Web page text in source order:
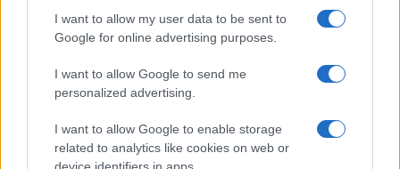
I want to allow my user data to be sent to
Google for online advertising purposes.
I want to allow Google to send me
personalized advertising.
I want to allow Google to enable storage
related to analytics like cookies on web or
device identifiers in apps.
Mostre a Parigi estate 2026: cosa vedere nei musei e